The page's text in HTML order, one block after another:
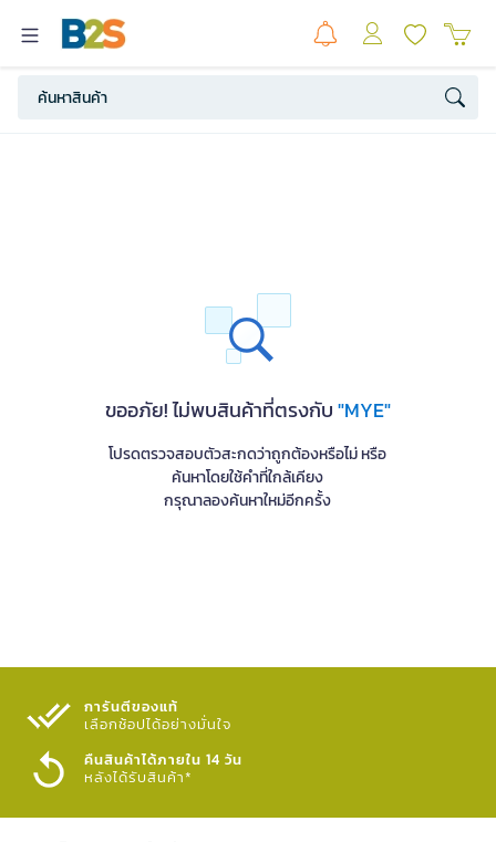
ขออภัย! ไม่พบสินค้าที่ตรงกับ"MYE"
โปรดตรวจสอบตัวสะกดว่าถูกต้องหรือไม่ หรือ
ค้นหาโดยใช้คำที่ใกล้เคียง
กรุณาลองค้นหาใหม่อีกครั้ง
การันตีของแท้
เลือกช้อปได้อย่างมั่นใจ​
คืนสินค้าได้ภายใน 14 วัน
หลังได้รับสินค้า*